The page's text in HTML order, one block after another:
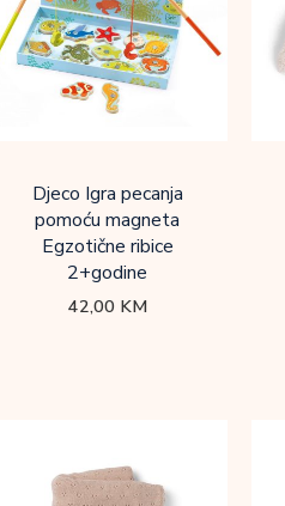
Djeco Igra pecanja
pomoću magneta
Egzotične ribice
2+godine
42,00 KM